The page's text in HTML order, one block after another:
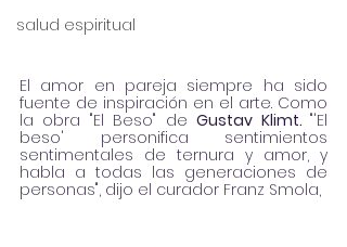
salud espiritual
El amor en pareja siempre ha sido
fuente de inspiración en el arte. Como
la obra "El Beso" de Gustav Klimt. "'El
beso' personifica sentimientos
sentimentales de ternura y amor, y
habla a todas las generaciones de
personas", dijo el curador Franz Smola,